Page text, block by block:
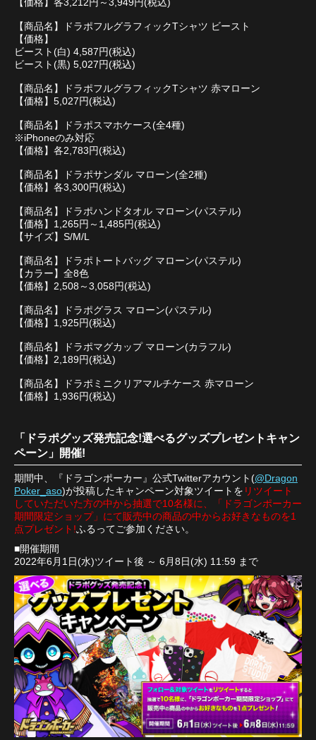
【商品名】ドラポフルグラフィックTシャツ ビースト
【価格】
ビースト(白) 4,587円(税込)
ビースト(黒) 5,027円(税込)
【商品名】ドラポフルグラフィックTシャツ 赤マローン
【価格】5,027円(税込)
【商品名】ドラポスマホケース(全4種)
※iPhoneのみ対応
【価格】各2,783円(税込)
【商品名】ドラポサンダル マローン(全2種)
【価格】各3,300円(税込)
【商品名】ドラポハンドタオル マローン(パステル)
【価格】1,265円～1,485円(税込)
【サイズ】S/M/L
【商品名】ドラポトートバッグ マローン(パステル)
【カラー】全8色
【価格】2,508～3,058円(税込)
【商品名】ドラポグラス マローン(パステル)
【価格】1,925円(税込)
【商品名】ドラポマグカップ マローン(カラフル)
【価格】2,189円(税込)
【商品名】ドラポミニクリアマルチケース 赤マローン
【価格】1,936円(税込)
「ドラポグッズ発売記念!選べるグッズプレゼントキャン
ペーン」開催!
期間中、『ドラゴンポーカー』公式Twitterアカウント(@Dragon
Poker_aso)が投稿したキャンペーン対象ツイートを リツイート
していただいた方の中から抽選で10名様に、「ドラゴンポーカー
期間限定ショップ」にて販売中の商品の中からお好きなものを1
点プレゼント!ふるってご参加ください。
■開催期間
2022年6月1日(水)ツイート後 ～ 6月8日(水) 11:59 まで